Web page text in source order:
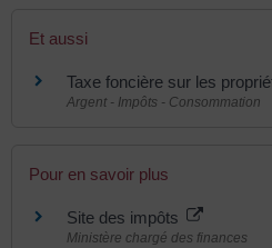
Et aussi
Taxe foncière sur les
Argent - Impôts - Consommation
Pour en savoir plus
Site des impôts
Ministère chargé des finances